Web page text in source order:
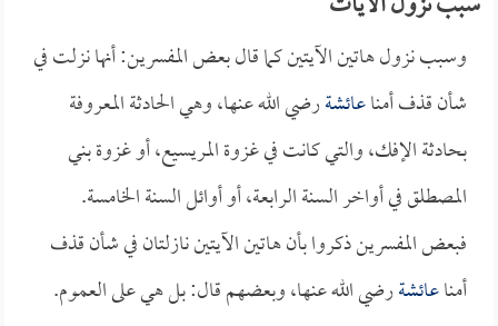
وسبب نزول هاتين الآيتين كما قال بعض المفسرين: أنها نزلت في
شأن قذف أمناعائشةرضي الله عنها، وهي الحادثة المعروفة
بحادثة الإفك، والتي كانت في غزوة المريسيع، أو غزوة بني
المصطلق في أواخر السنة الرابعة، أو أوائل السنة الخامسة.
فبعض المفسرين ذكروا بأن هاتين الآيتين نازلتان في شأن قذف
أمناعائشةرضي الله عنها، وبعضهم قال: بل هي على العموم.